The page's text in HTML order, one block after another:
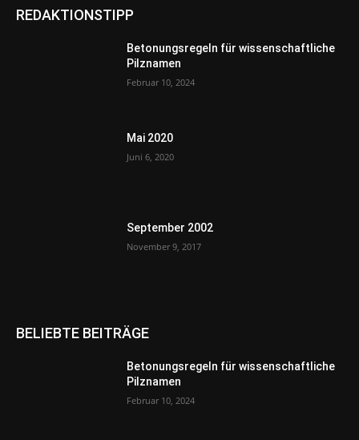
REDAKTIONSTIPP
Betonungsregeln für wissenschaftliche
Pilznamen
Februar 10, 2024
Mai 2020
Juni 6, 2020
September 2002
November 9, 2017
BELIEBTE BEITRÄGE
Betonungsregeln für wissenschaftliche
Pilznamen
Februar 10, 2024